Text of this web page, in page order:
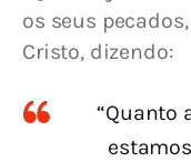
os seus
Cristo, dizendo:
“Quanto